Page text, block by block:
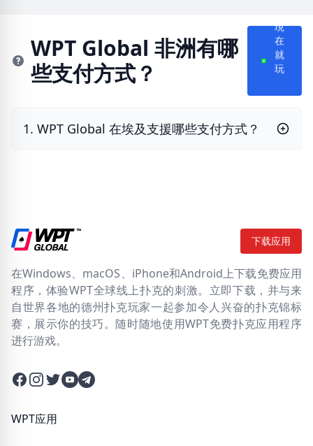
WPT Global 非洲有哪
些支付方式？
現
在
就
玩
1. WPT Global 在埃及支援哪些支付方式？
下载应用
在Windows、macOS、iPhone和Android上下载免费应用
程序，体验WPT全球线上扑克的刺激。立即下载，并与来
自世界各地的德州扑克玩家一起参加令人兴奋的扑克锦标
赛，展示你的技巧。随时随地使用WPT免费扑克应用程序
进行游戏。
Facebook
Instagram
Twitter
Twitter
Twitter
WPT应用